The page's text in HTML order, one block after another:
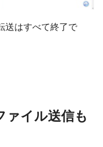
送はすべて終了で
ァイル送信も